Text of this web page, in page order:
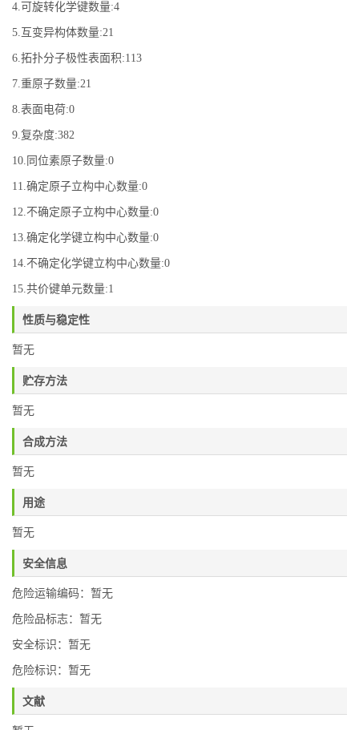
4.可旋转化学键数量:4
5.互变异构体数量:21
6.拓扑分子极性表面积:113
7.重原子数量:21
8.表面电荷:0
9.复杂度:382
10.同位素原子数量:0
11.确定原子立构中心数量:0
12.不确定原子立构中心数量:0
13.确定化学键立构中心数量:0
14.不确定化学键立构中心数量:0
15.共价键单元数量:1
性质与稳定性
暂无
贮存方法
暂无
合成方法
暂无
用途
暂无
安全信息
危险运输编码：暂无
危险品标志：暂无
安全标识：暂无
危险标识：暂无
文献